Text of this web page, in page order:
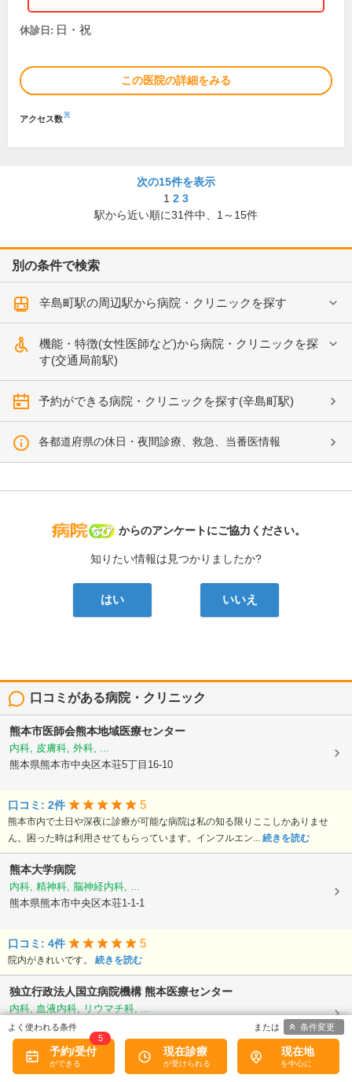
休診日: 日・祝
この医院の詳細をみる
アクセス数※
次の15件を表示
1 2 3
駅から近い順に31件中、 1～15件
別の条件で検索
辛島町駅の周辺駅から病院・クリニックを探す
機能・特徴(女性医師など)から病院・クリニックを探
す(交通局前駅)
予約ができる病院・クリニックを探す(辛島町駅)
各都道府県の休日・夜間診療、救急、当番医情報
病院なび
からのアンケートにご協力ください。
知りたい情報は見つかりましたか?
はい いいえ
口コミがある病院・クリニック
熊本市医師会熊本地域医療センター
内科, 皮膚科, 外科, ...
熊本県熊本市中央区本荘5丁目16-10
口コミ: 2件 5
熊本市内で土日や深夜に診療が可能な病院は私の知る限りここしかありませ
ん。困った時は利用させてもらっています。インフルエン... 続きを読む
熊本大学病院
内科, 精神科, 脳神経内科, ...
熊本県熊本市中央区本荘1-1-1
口コミ: 4件 5
院内がきれいです。 続きを読む
独立行政法人国立病院機構熊本医療センター
内科, 血液内科, リウマチ科, ...
熊本県熊本市中央区二の丸1-5
口コミ: 4件 4.75
予約/受付
5
現在診療 現在地
条件変更